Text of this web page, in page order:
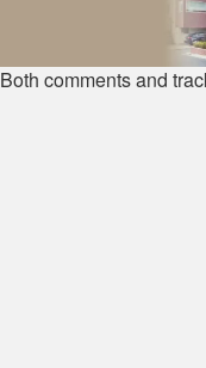
Both comments and